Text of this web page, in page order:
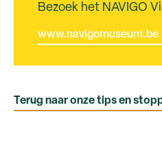
Bezoek het NAVIGO
www.navigomuseum.be
Terug naar onze tips en